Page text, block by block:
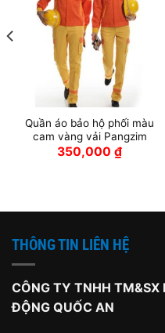
Quần áo bảo hộ phối màu
cam vàng vải Pangzim
350,000 ₫
THÔNG TIN LIÊN HỆ
CÔNG TY TNHH TM&SX
ĐỘNG QUỐC AN